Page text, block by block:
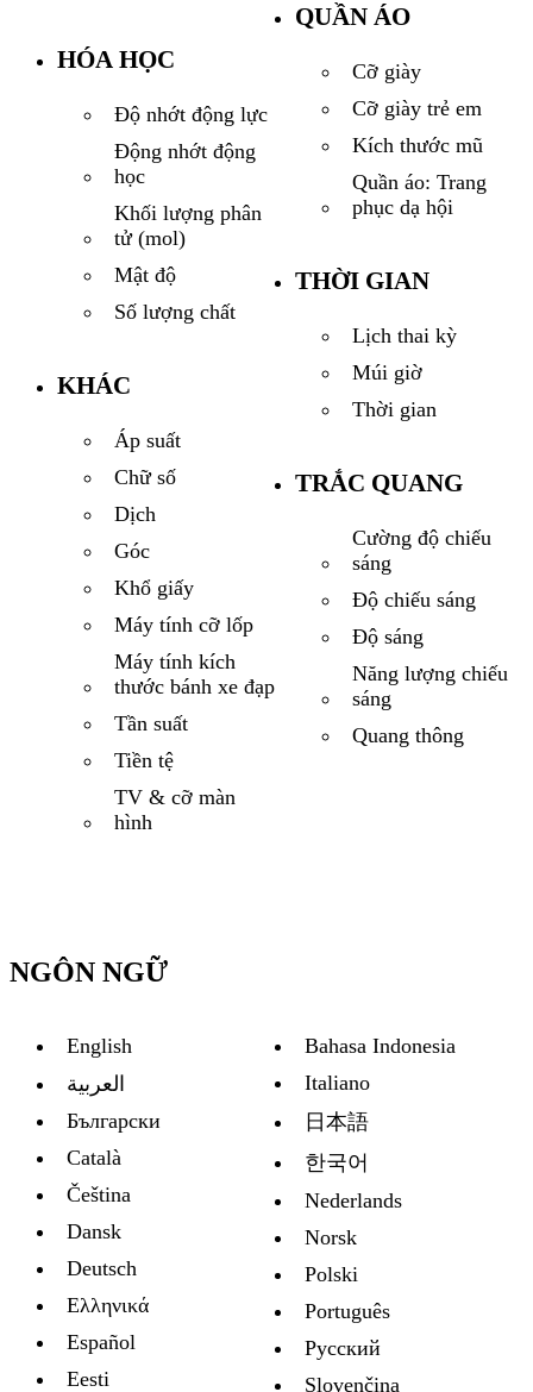
HÓA HỌC
Độ nhớt động lực
Động nhớt động
học
Khối lượng phân
tử (mol)
Mật độ
Số lượng chất
KHÁC
Áp suất
Chữ số
Dịch
Góc
Khổ giấy
Máy tính cỡ lốp
Máy tính kích
thước bánh xe đạp
Tần suất
Tiền tệ
TV & cỡ màn
hình
QUẦN ÁO
Cỡ giày
Cỡ giày trẻ em
Kích thước mũ
Quần áo: Trang
phục dạ hội
THỜI GIAN
Lịch thai kỳ
Múi giờ
Thời gian
TRẮC QUANG
Cường độ chiếu
sáng
Độ chiếu sáng
Độ sáng
Năng lượng chiếu
sáng
Quang thông
NGÔN NGỮ
English
العربية
Български
Català
Čeština
Dansk
Deutsch
Ελληνικά
Español
Eesti
Bahasa Indonesia
Italiano
日本語
한국어
Nederlands
Norsk
Polski
Português
Русский
Slovenčina